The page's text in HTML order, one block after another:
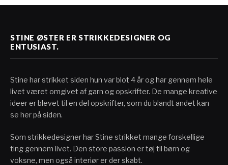
STINE ØSTER ER STRIKKEDESIGNER OG
ENTUSIAST.
Stine har strikket siden hun var blot 4 år og har gennem hele
livet været omgivet af garn og opskrifter. De mange kreative
ideer er blevet til en del opskrifter, som du blandt andet kan
se her på siden.
Som strikkedesigner har Stine strikket mange forskellige
ting gennem livet. Den store passion er tøj til børn og
voksne, men også interiør er der skabt.